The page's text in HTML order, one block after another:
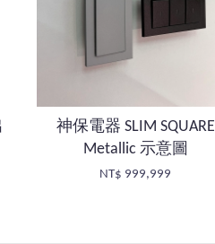
神保電器 SLIM SQUARE
Metallic 示意圖
NT$ 999,999